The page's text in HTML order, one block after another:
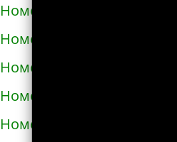
Номера телефонов такси
Номера телефонов такси
Номера телефонов такси
Номера телефонов такси
Номера телефонов такси